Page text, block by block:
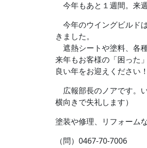
今年もあと１週間。来
今年のウイングビルド
きました。
遮熱シートや塗料、各
来年もお客様の「困った
良い年をお迎えください！
広報部長のノアです。
横向きで失礼します）
塗装や修理、リフォーム
（問）0467-70-7006